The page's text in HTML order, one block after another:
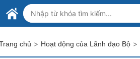
Skip to Main Content
BỘ NGOẠI GIAO VIỆT NAM
MINISTRY OF FOREIGN AFFAIRS
chủ > Hoạt động của Lãnh đạo Bộ >